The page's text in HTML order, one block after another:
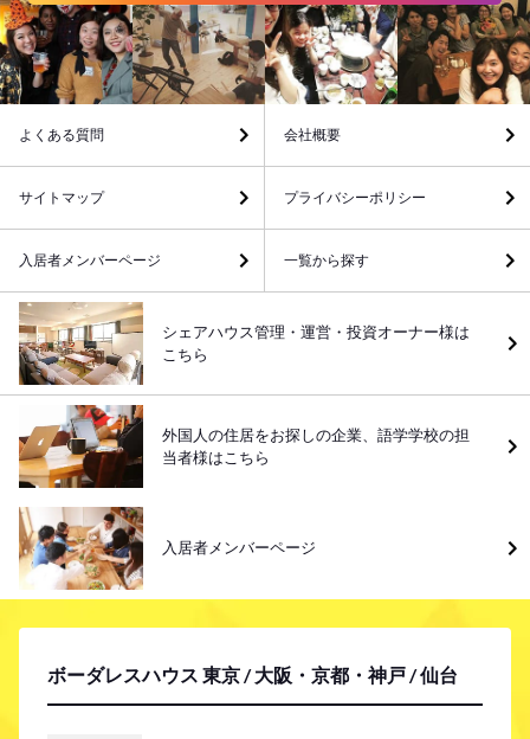
ボーダレスハウス 東京 / 大阪・京都・神戸 / 仙台
よくある質問 会社概要
サイトマップ プライバシーポリシー
入居者メンバーページ 一覧から探す
シェアハウス管理・運営・投資オーナー様は
こちら
外国人の住居をお探しの企業、語学学校の担
当者様はこちら
入居者メンバーページ